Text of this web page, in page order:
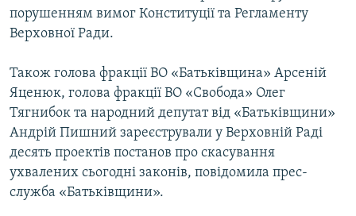
ДЕПОРТАЦІЯ
СВІДЧЕННЯ ОКУПАЦІЇ
УКРАЇНСЬКА ПРОБЛЕМА КРИМУ
ІНФОГРАФІКА
ЯК ОБІЙТИ БЛОКУВАННЯ
Qırımtatar
ДОЛУЧАЙСЯ!
порушенням вимог Конституції та Регламенту
Верховної Ради.
Також голова фракції ВО «Батьківщина» Арсеній
Яценюк, голова фракції ВО «Свобода» Олег
Тягнибок та народний депутат від «Батьківщини»
Андрій Пишний зареєстрували у Верховній Раді
десять проектів постанов про скасування
ухвалених сьогодні законів, повідомила прес-
служба «Батьківщини».